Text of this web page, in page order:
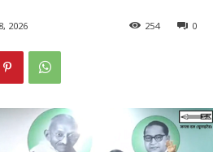
2026 0
254